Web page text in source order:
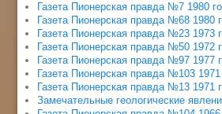
Газета Пионерская правда №7 1980
Газета Пионерская правда №68 1980
Газета Пионерская правда №23 1973
Газета Пионерская правда №50 1972
Газета Пионерская правда №97 1977
Газета Пионерская правда №103 1971
Газета Пионерская правда №13 1971
Замечательные геологические